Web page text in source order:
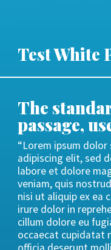
Test White
The
passage,
“Lorem ipsum
adipiscing elit, sed
labore et dolore
veniam, quis
nisi ut aliquip ex ea
irure dolor in
cillum dolore eu
occaecat cupidatat